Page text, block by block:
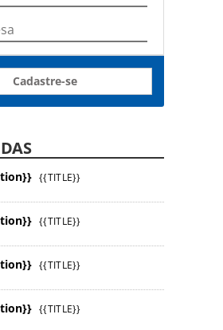
Cadastre-se
{{TITLE}}
{{TITLE}}
{{TITLE}}
{{TITLE}}